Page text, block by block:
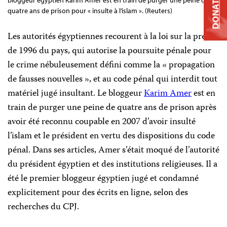
quatre ans de prison pour « insulte à l’islam ». (Reuters)
Les autorités égyptiennes recourent à la loi sur la presse
de 1996 du pays, qui autorise la poursuite pénale pour
le crime nébuleusement défini comme la « propagation
de fausses nouvelles », et au code pénal qui interdit tout
matérieljugé insultant. Le bloggeurKarim Amerest en
train de purger une peine de quatre ans de prison après
avoir été reconnu coupable en 2007 d’avoir insulté
l’islam et le président en vertu des dispositions du code
pénal. Dans ses articles, Amer s’était moqué de l’autorité
du président égyptien et des institutions religieuses. Il a
été le premier bloggeur égyptien jugé et condamné
explicitement pour des écrits en ligne, selon des
recherches du CPJ.
DONATE